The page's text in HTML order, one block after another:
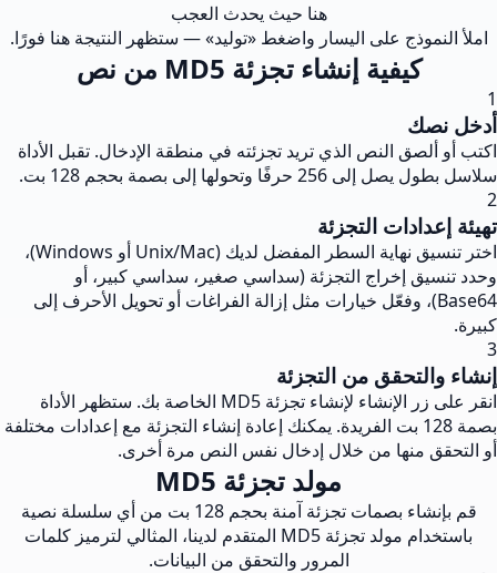
هنا حيث يحدث العجب
املأ النموذج على اليسار واضغط «توليد» — ستظهر النتيجة هنا فورًا.
كيفية إنشاء تجزئة MD5 من نص
1
أدخل نصك
اكتب أو ألصق النص الذي تريد تجزئته في منطقة الإدخال. تقبل الأداة
سلاسل بطول يصل إلى 256 حرفًا وتحولها إلى بصمة بحجم 128 بت.
2
تهيئة إعدادات التجزئة
اختر تنسيق نهاية السطر المفضل لديك (Unix/Mac أو Windows)،
وحدد تنسيق إخراج التجزئة (سداسي صغير، سداسي كبير، أو
Base64)، وفعّل خيارات مثل إزالة الفراغات أو تحويل الأحرف إلى
كبيرة.
3
إنشاء والتحقق من التجزئة
انقر على زر الإنشاء لإنشاء تجزئة MD5 الخاصة بك. ستظهر الأداة
بصمة 128 بت الفريدة. يمكنك إعادة إنشاء التجزئة مع إعدادات مختلفة
أو التحقق منها من خلال إدخال نفس النص مرة أخرى.
مولد تجزئة MD5
قم بإنشاء بصمات تجزئة آمنة بحجم 128 بت من أي سلسلة نصية
باستخدام مولد تجزئة MD5 المتقدم لدينا، المثالي لترميز كلمات
المرور والتحقق من البيانات.